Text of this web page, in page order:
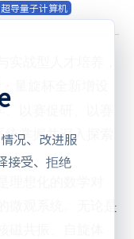
超导量子计算机
战型人才培养，
量旋杯全新增设
以赛促研、以赛
掌握并深入探索
想化的数学对
微观系统。无论是
磁共振、自旋体
况、改进服
接受、拒绝